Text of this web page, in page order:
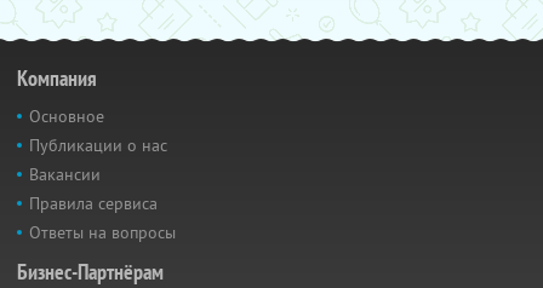
Компания
Основное
Публикации о нас
Вакансии
Правила сервиса
Ответы на вопросы
Бизнес-Партнёрам